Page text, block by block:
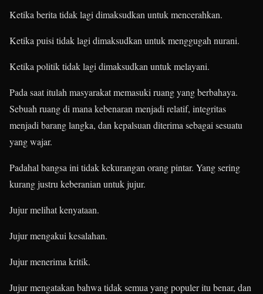
Ketika berita tidak lagi dimaksudkan untuk mencerahkan.
Ketika puisi tidak lagi dimaksudkan untuk menggugah nurani.
Ketika politik tidak lagi dimaksudkan untuk melayani.
Pada saat itulah masyarakat memasuki ruang yang berbahaya.
Sebuah ruang di mana kebenaran menjadi relatif, integritas
menjadi barang langka, dan kepalsuan diterima sebagai sesuatu
yang wajar.
Padahal bangsa ini tidak kekurangan orang pintar. Yang sering
kurang justru keberanian untuk jujur.
Jujur melihat kenyataan.
Jujur mengakui kesalahan.
Jujur menerima kritik.
Jujur mengatakan bahwa tidak semua yang populer itu benar, dan